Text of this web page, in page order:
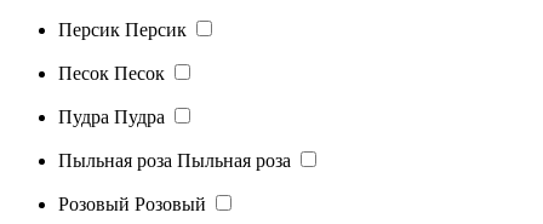
Персик Персик
Песок Песок
Пудра Пудра
Пыльная роза Пыльная роза
Розовый Розовый